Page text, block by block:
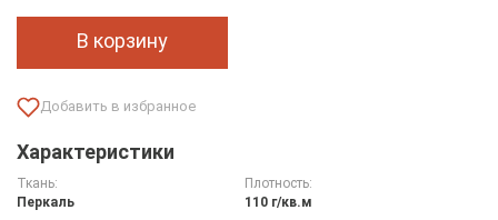
В корзину
Характеристики
Ткань:
Перкаль
Плотность:
110 г/кв.м